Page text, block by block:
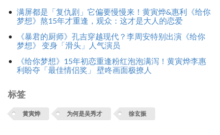
满屏都是「复仇剧」它偏要慢慢来！黄寅烨&惠利《给你
梦想》熬15年才重逢，观众：这才是大人的恋爱
《暴君的厨师》孔吉穿越现代？李周安特别出演《给你
梦想》 变身「滑头」人气演员
《给你梦想》15年初恋重逢粉红泡泡满泻！黄寅烨李惠
利盼夺「最佳情侣奖」 壁咚画面极撩人
标签
黄寅烨 为何是吴秀才 徐玄振